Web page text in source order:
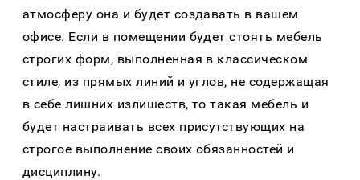
атмосферу она и будет создавать в вашем
офисе. Если в помещении будет стоять мебель
строгих форм, выполненная в классическом
стиле, из прямых линий и углов, не содержащая
в себе лишних излишеств, то такая мебель и
будет настраивать всех присутствующих на
строгое выполнение своих обязанностей и
дисциплину.